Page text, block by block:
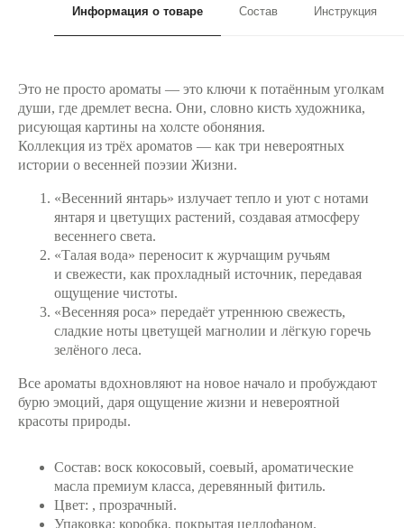
Информация о товаре Состав Инструкция
Это не просто ароматы — это ключи к потаённым уголкам
души, где дремлет весна. Они, словно кисть художника,
рисующая картины на холсте обоняния.
Коллекция из трёх ароматов — как три невероятных
истории о весенней поэзии Жизни.
«Весенний янтарь» излучает тепло и уют с нотами
янтаря и цветущих растений, создавая атмосферу
весеннего света.
«Талая вода» переносит к журчащим ручьям
и свежести, как прохладный источник, передавая
ощущение чистоты.
«Весенняя роса» передаёт утреннюю свежесть,
сладкие ноты цветущей магнолии и лёгкую горечь
зелёного леса.
Все ароматы вдохновляют на новое начало и пробуждают
бурю эмоций, даря ощущение жизни и невероятной
красоты природы.
Состав: воск кокосовый, соевый, ароматические
масла премиум класса, деревянный фитиль.
Цвет: , прозрачный.
Упаковка: коробка, покрытая целлофаном.